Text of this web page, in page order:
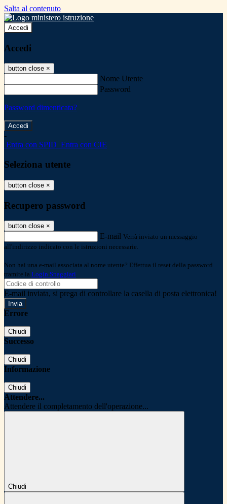
Salta al contenuto
Accedi
Accedi
button close ×
Nome Utente
Password
Password dimenticata?
-
Entra con SPID Entra con CIE
Seleziona utente
button close ×
Recupero password
button close ×
E-mail Verrà inviato un messaggio
all'indirizzo indicato con le istruzioni necessarie.
Non hai una e-mail associata al nome utente? Effettua il reset della password
tramite la Login Spaggiari
E-mail inviata, si prega di controllare la casella di posta elettronica!
Errore
Chiudi
Successo
Chiudi
Informazione
Chiudi
Attendere...
Attendere il completamento dell'operazione...
Chiudi